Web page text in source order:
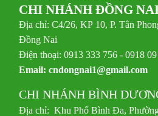
CHI NHÁNH ĐỒNG
Địa chỉ: C4/26, KP 10, P. Tân
Đồng Nai
Điện thoại: 0913 333 756 - 0918
Email:cndongnai1@gmail.com
CHI NHÁNH BÌNH
Địa chỉ: Khu Phố Bình Đa,